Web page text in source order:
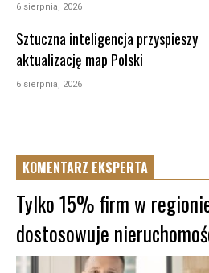
6 sierpnia, 2026
Sztuczna inteligencja przyspieszy
aktualizację map Polski
6 sierpnia, 2026
KOMENTARZ EKSPERTA
Tylko 15% firm w
dostosowuje